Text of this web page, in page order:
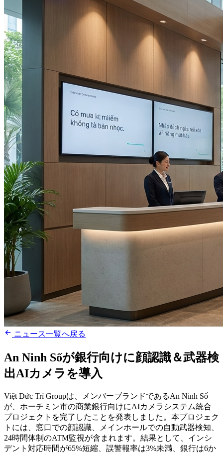
ニュース一覧へ戻る
An Ninh Sốが銀行向けに顔認識＆武器検
出AIカメラを導入
Việt Đức Trí Groupは、メンバーブランドであるAn Ninh Số
が、ホーチミン市の商業銀行向けにAIカメラシステム統合
プロジェクトを完了したことを発表しました。本プロジェク
トには、窓口での顔認識、メインホールでの自動武器検知、
24時間体制のATM監視が含まれます。結果として、インシ
デント対応時間が65%短縮、誤警報率は3%未満、銀行は6か